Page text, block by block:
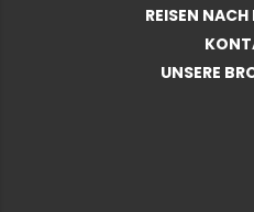
REISEN
UNSERE